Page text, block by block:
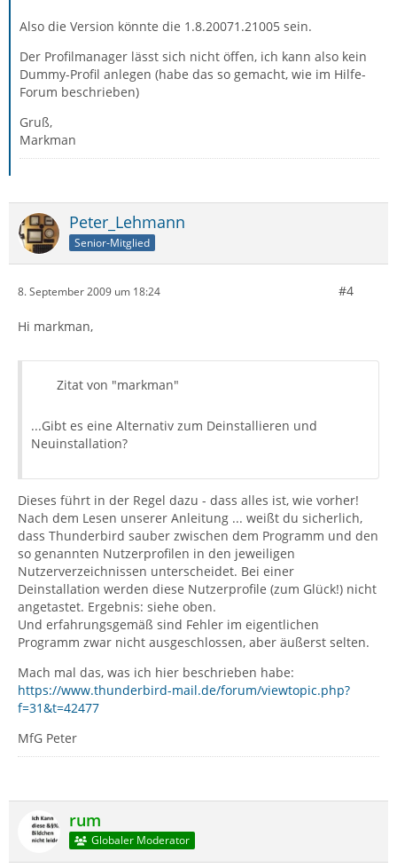
Also die Version könnte die 1.8.20071.21005 sein.
Der Profilmanager lässt sich nicht öffen, ich kann also kein
Dummy-Profil anlegen (habe das so gemacht, wie im Hilfe-
Forum beschrieben)
Gruß,
Markman
Peter_Lehmann
Senior-Mitglied
8. September 2009 um 18:24 #4
Hi markman,
Zitat von "markman"
...Gibt es eine Alternativ zum Deinstallieren und
Neuinstallation?
Dieses führt in der Regel dazu - dass alles ist, wie vorher!
Nach dem Lesen unserer Anleitung ... weißt du sicherlich,
dass Thunderbird sauber zwischen dem Programm und den
so genannten Nutzerprofilen in den jeweiligen
Nutzerverzeichnissen unterscheidet. Bei einer
Deinstallation werden diese Nutzerprofile (zum Glück!) nicht
angetastet. Ergebnis: siehe oben.
Und erfahrungsgemäß sind Fehler im eigentlichen
Programm zwar nicht ausgeschlossen, aber äußerst selten.
Mach mal das, was ich hier beschrieben habe:
https://www.thunderbird-mail.de/forum/viewtopic.php?
f=31&t=42477
MfG Peter
rum
Globaler Moderator